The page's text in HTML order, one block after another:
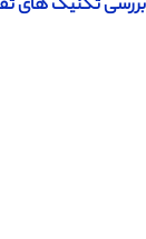
تکنیک های